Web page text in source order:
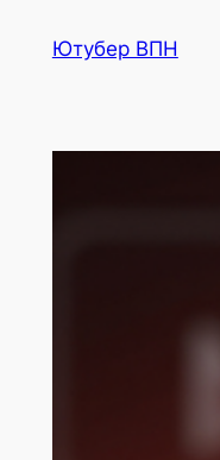
Ютубер ВПН